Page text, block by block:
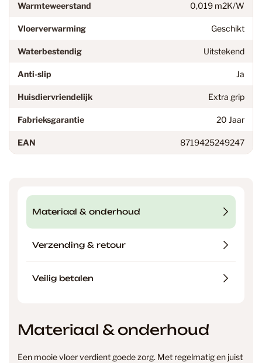
Warmteweerstand 0,019 m2K/W
Vloerverwarming Geschikt
Waterbestendig Uitstekend
Anti-slip Ja
Huisdiervriendelijk Extra grip
Fabrieksgarantie 20 Jaar
EAN 8719425249247
Materiaal & onderhoud
Verzending & retour
Veilig betalen
Materiaal & onderhoud
Een mooie vloer verdient goede zorg. Met regelmatig en juist